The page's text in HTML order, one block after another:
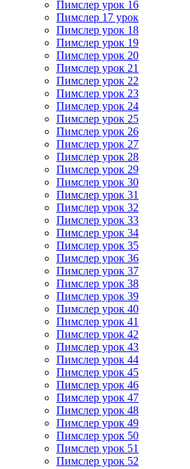
Пимслер урок 16
Пимслер 17 урок
Пимслер урок 18
Пимслер урок 19
Пимслер урок 20
Пимслер урок 21
Пимслер урок 22
Пимслер урок 23
Пимслер урок 24
Пимслер урок 25
Пимслер урок 26
Пимслер урок 27
Пимслер урок 28
Пимслер урок 29
Пимслер урок 30
Пимслер урок 31
Пимслер урок 32
Пимслер урок 33
Пимслер урок 34
Пимслер урок 35
Пимслер урок 36
Пимслер урок 37
Пимслер урок 38
Пимслер урок 39
Пимслер урок 40
Пимслер урок 41
Пимслер урок 42
Пимслер урок 43
Пимслер урок 44
Пимслер урок 45
Пимслер урок 46
Пимслер урок 47
Пимслер урок 48
Пимслер урок 49
Пимслер урок 50
Пимслер урок 51
Пимслер урок 52